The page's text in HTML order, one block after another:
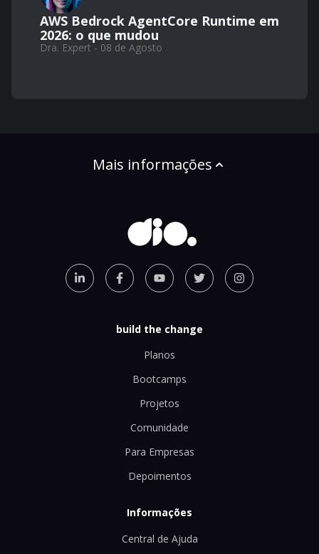
AWS Bedrock AgentCore Runtime em
2026: o que mudou
Dra. Expert - 08 de Agosto
Mais informações
build the change
Planos
Bootcamps
Projetos
Comunidade
Para Empresas
Depoimentos
Informações
Central de Ajuda